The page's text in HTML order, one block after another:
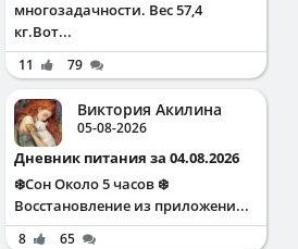
многозадачности. Вес 57,4
кг.Вот...
11 79
Виктория Акилина
05-08-2026
Дневник питания за 04.08.2026
❄️Сон Около 5 часов ❄️
Восстановление из приложени...
8 65